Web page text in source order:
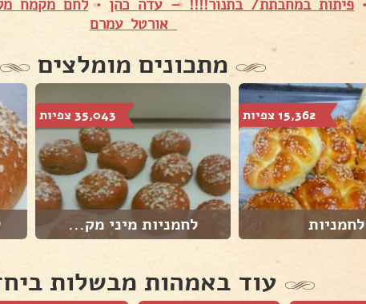
• פיתות במחבתת/ בתנור!!!! – עדה כהן • לחם מקמח
אורטל עמרם
מתכונים מומלצים
15,362 צפיות
לחמניות
35,043 צפיות
לחמניות מיני מק...
עוד באמהות מבשלות